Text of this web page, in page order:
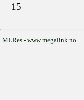
15
MLRes - www.megalink.no